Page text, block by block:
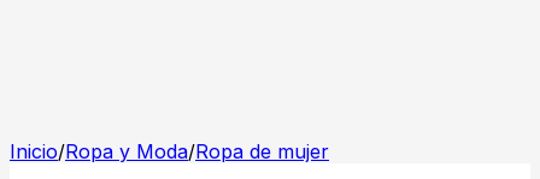
Inicio/Ropa y Moda/Ropa de mujer